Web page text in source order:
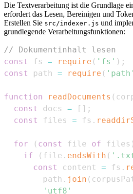
Die Textverarbeitung ist die Grundlage
erfordert das Lesen, Bereinigen und
Erstellen Sie src/indexer.js und
grundlegende Verarbeitungsfunktionen:
// Dokumentinhalt lesen
const
fs = require ( 'fs' ) ;
const
path = require ( 'path'
function readDocuments (
const
docs = [ ] ;
const
files = fs .
for ( const file of files )
if
( file . endsWith (
const
content = fs .
        path
. join (
'utf8'